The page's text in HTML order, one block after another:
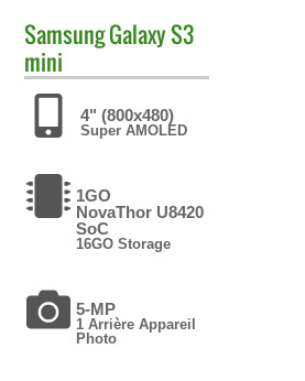
SamsungGalaxy S3
mini
4" (800x480)
Super AMOLED
1GO
NovaThor U8420
SoC
16GO Storage
5-MP
1 Arrière Appareil
Photo